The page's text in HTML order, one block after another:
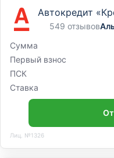
Автокредит
549 отзывов
Сумма
Первый взнос
ПСК
Ставка
Лиц. №1326